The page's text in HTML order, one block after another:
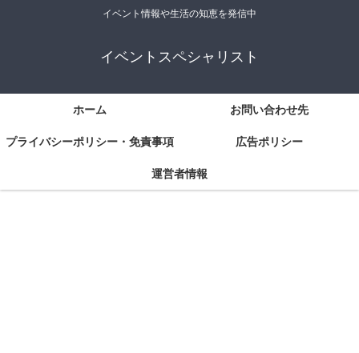
イベント情報や生活の知恵を発信中
イベントスペシャリスト
ホーム お問い合わせ先
プライバシーポリシー・免責事項 広告ポリシー
運営者情報